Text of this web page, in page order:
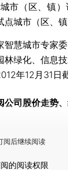
市（区、镇
城市（区、镇
慧城市专家委
绿化、信息
年12月31日
公司股价走势
阅后继续阅读
的阅读权限